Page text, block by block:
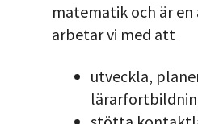
matematik och är
arbetar vi med att
utveckla,